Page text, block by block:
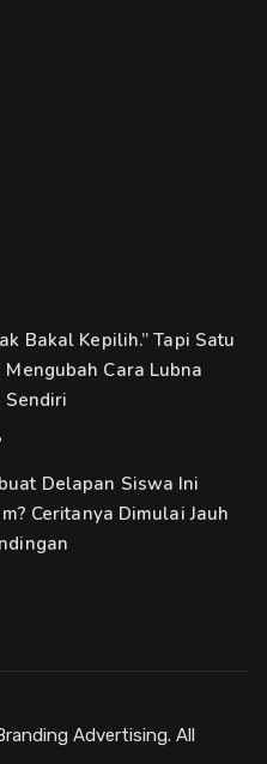
Bakal Kepilih.” Tapi Satu
Cara Lubna
Delapan Siswa Ini
Ceritanya Dimulai Jauh
Advertising. All